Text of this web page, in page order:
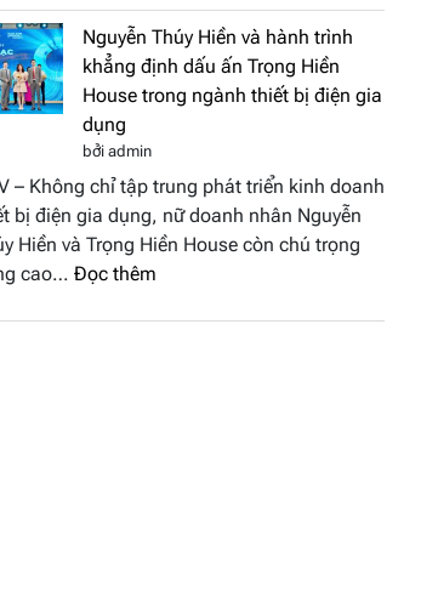
tại
chung
kết
Hoa
hậu
Thương
hiệu
Việt
Nam
đất
Sen
hồng
Thị
Thùy
Dương
Nguyễn Thúy Hiền và hành trình
khẳng định dấu ấn Trọng Hiền
House trong ngành thiết bị điện gia
dụng
bởi admin
– Không chỉ tập trung phát triển kinh doanh
bị điện gia dụng, nữ doanh nhân Nguyễn
Hiền và Trọng Hiền House còn chú trọng
cao… Đọc thêm